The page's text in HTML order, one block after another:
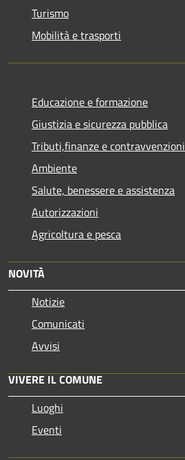
Turismo
Mobilità e trasporti
Educazione e formazione
Giustizia e sicurezza pubblica
Tributi,finanze e contravvenzioni
Ambiente
Salute, benessere e assistenza
Autorizzazioni
Agricoltura e pesca
NOVITÀ
Notizie
Comunicati
Avvisi
VIVERE IL COMUNE
Luoghi
Eventi